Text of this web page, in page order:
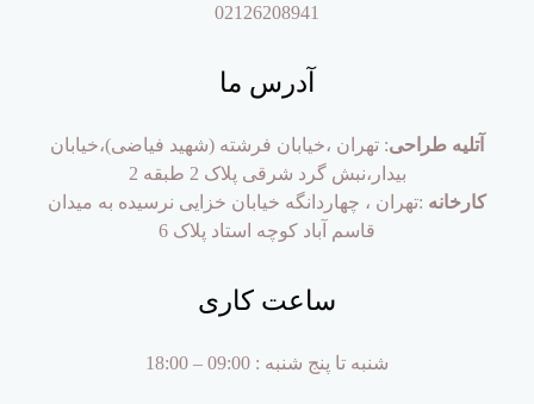
02126208941
آدرس ما
آتلیه طراحی: تهران ،خیابان فرشته (شهید فیاضی)،خیابان
بیدار،نبش گرد شرقی پلاک 2 طبقه 2
کارخانه :تهران ، چهاردانگه خیابان خزایی نرسیده به میدان
قاسم آباد کوچه استاد پلاک 6
ساعت کاری
شنبه تا پنج شنبه : 09:00 – 18:00